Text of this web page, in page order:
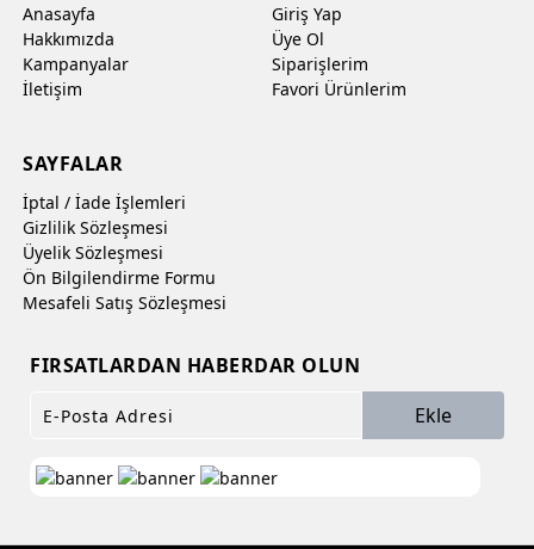
Anasayfa
Hakkımızda
Kampanyalar
İletişim
Giriş Yap
Üye Ol
Siparişlerim
Favori Ürünlerim
SAYFALAR
İptal / İade İşlemleri
Gizlilik Sözleşmesi
Üyelik Sözleşmesi
Ön Bilgilendirme Formu
Mesafeli Satış Sözleşmesi
FIRSATLARDAN HABERDAR OLUN
Ekle